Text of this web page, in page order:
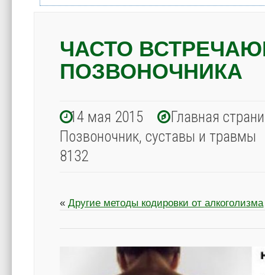
ЧАСТО
ПОЗВОНОЧНИКА
14 мая 2015
Главная
Позвоночник, суставы и травмы
8132
«Другие методы кодировки от алкоголизма